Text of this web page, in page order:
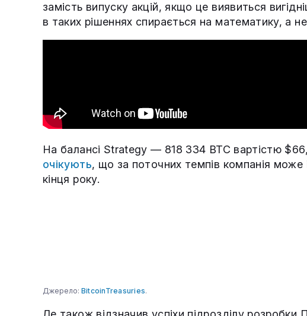
замість випуску акцій, якщо це виявиться
в таких рішеннях спирається на математику, а не
На балансі Strategy — 818 334 BTC вартістю
очікують, що за поточних темпів компанія
кінця року.
Джерело: BitcoinTreasuries.